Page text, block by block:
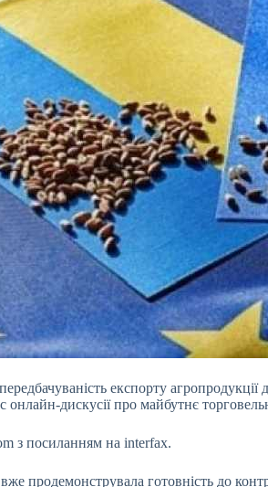
експорту
онлайн-дискусії про майбутнє
з посиланням на interfax.
продемонструвала готовність до